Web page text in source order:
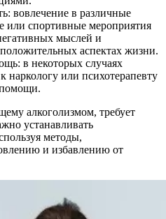
вовлечение в различные
или спортивные мероприятия
мыслей и
аспектах жизни.
в некоторых случаях
наркологу или психотерапевту
алкоголизмом, требует
устанавливать
методы,
и избавлению от